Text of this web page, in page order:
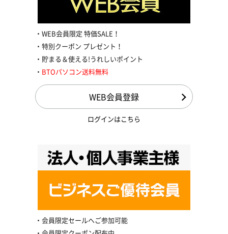
WEB会員限定 特価SALE！
特別クーポン プレゼント！
貯まる＆使える!うれしいポイント
BTOパソコン送料無料
WEB会員登録
ログインはこちら
会員限定セールへご参加可能